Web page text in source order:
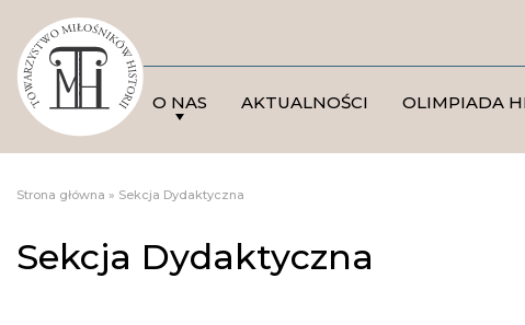
O NAS AKTUALNOŚCI OLIMPIADA
Strona główna » Sekcja Dydaktyczna
Sekcja Dydaktyczna